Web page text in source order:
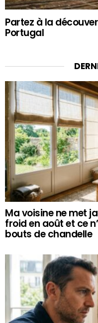
Partez à la
Portugal
Ma voisine ne met
froid en août et ce
bouts de chandelle